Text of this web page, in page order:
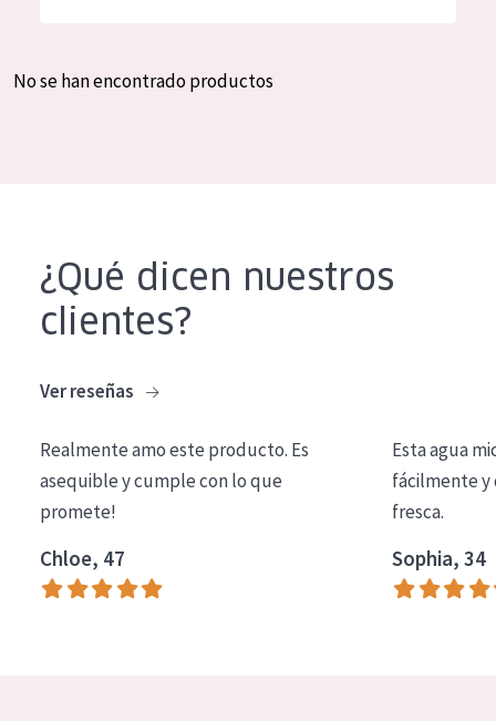
Crema de día
Crema de noche
Limpieza
COLECCIÓN
Essentials
Lift+
Spanish
No se han encontrado productos
¿Qué dicen nuestros
clientes?
Ver reseñas
Realmente amo este producto. Es
asequible y cumple con lo que
promete!
Chloe, 47
Esta agua
fácilmente y
fresca.
Sophia, 34